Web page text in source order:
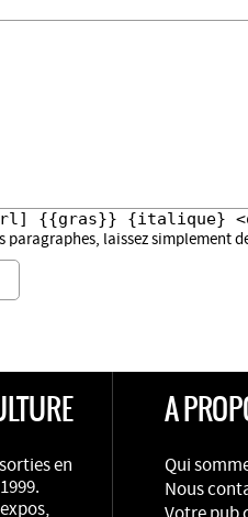
{{gras}} {italique}
paragraphes, laissez simplement
en
A
Qui
Nous